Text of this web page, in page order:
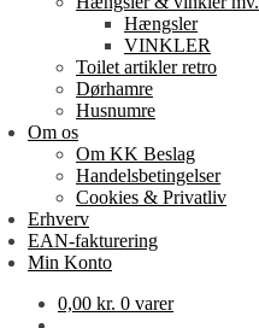
Hængsler
VINKLER
Toilet artikler retro
Dørhamre
Husnumre
Om os
Om KK Beslag
Handelsbetingelser
Cookies & Privatliv
Erhverv
EAN-fakturering
Min Konto
0,00 kr. 0 varer